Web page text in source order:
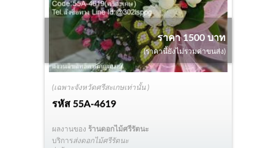
(เฉพาะจังหวัดศรีสะเกษเท่านั้น )
รหัส55A-4619
ราคา 1500 บาท
(ราคานี้ยังไม่รวมค่าขนส่ง)
ผลงานของ ร้านดอกไม้ศรีรัตนะ
บริการส่งดอกไม้ศรีรัตนะ